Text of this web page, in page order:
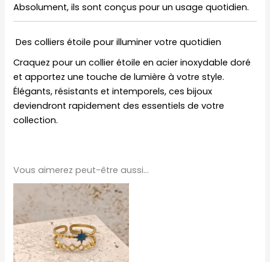
Absolument, ils sont conçus pour un usage quotidien.
Des colliers étoile pour illuminer votre quotidien
Craquez pour un collier étoile en acier inoxydable doré
et apportez une touche de lumière à votre style.
Élégants, résistants et intemporels, ces bijoux
deviendront rapidement des essentiels de votre
collection.
Vous aimerez peut-être aussi…